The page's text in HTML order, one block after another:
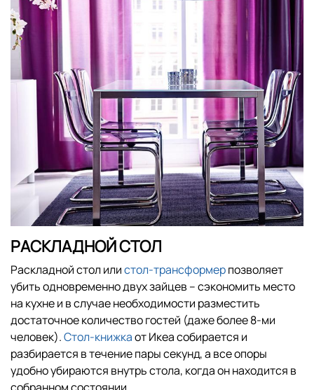
РАСКЛАДНОЙ СТОЛ
Раскладной стол илистол-трансформерпозволяет
убить одновременно двух зайцев – сэкономить место
на кухне и в случае необходимости разместить
достаточное количество гостей (даже более 8-ми
человек).Стол-книжкаот Икеа собирается и
разбирается в течение пары секунд, а все опоры
удобно убираются внутрь стола, когда он находится в